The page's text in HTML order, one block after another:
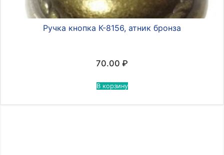
Ручка кнопка К-8156, атник бронза
70.00 ₽
В корзину